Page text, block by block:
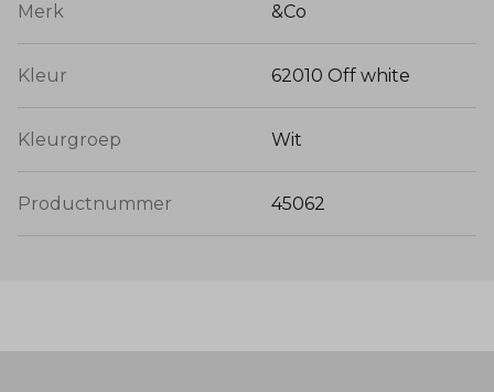
Merk &Co
Kleur 62010 Off white
Kleurgroep Wit
Productnummer 45062